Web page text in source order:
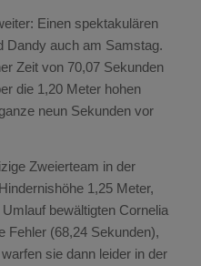
Einen spektakulären
Dandy auch am Samstag.
Zeit von 70,07 Sekunden
die 1,20 Meter hohen
neun Sekunden vor
Zweierteam in der
1,25 Meter,
bewältigten Cornelia
Fehler (68,24 Sekunden),
sie dann leider in der